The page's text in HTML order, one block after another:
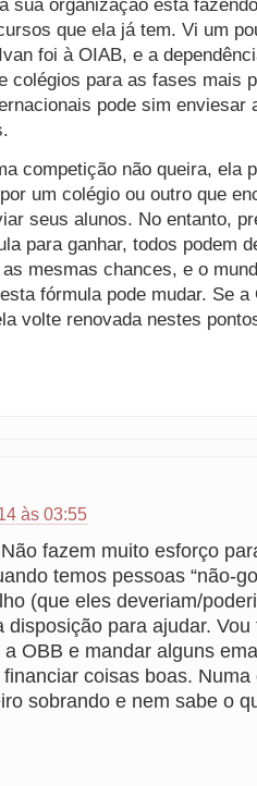
sua organização está
que ela já tem. Vi um
foi à OIAB, e a
colégios para as fases mais
pode sim enviesar
competição não queira, ela
um colégio ou outro que
seus alunos. No entanto,
para ganhar, todos podem
mesmas chances, e o
fórmula pode mudar. Se a
volte renovada nestes
às 03:55
fazem muito esforço
temos pessoas “não-
(que eles deveriam/
disposição para ajudar.
OBB e mandar alguns
coisas boas.
sobrando e nem sabe o